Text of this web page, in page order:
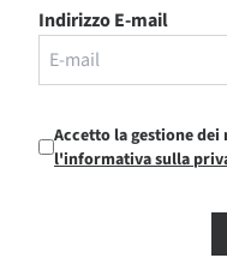
Indirizzo E-mail
Accetto la gestione
l'informativa sulla